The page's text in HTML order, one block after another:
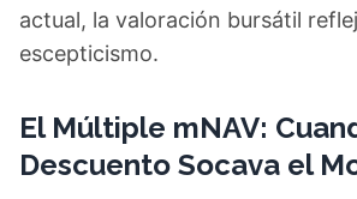
actual, la valoración bursátil
escepticismo.
El Múltiple mNAV:
Descuento Socava el